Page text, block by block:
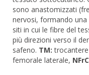
sono anastomizzati
nervosi, formando
siti in cui le fibre del
più direzioni verso il
safeno. TM:
femorale laterale,